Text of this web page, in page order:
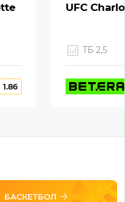
1.86
UFC
ТБ 2,5
БАСКЕТБОЛ